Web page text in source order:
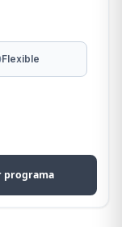
Flexible
programa